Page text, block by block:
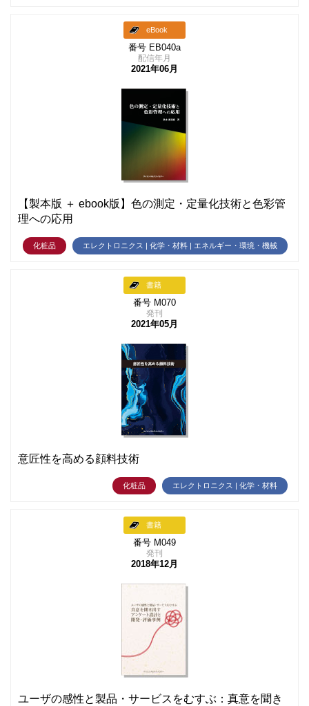
eBook
番号 EB040a
配信年月
2021年06月
【製本版 ＋ ebook版】色の測定・定量化技術と色彩管
理への応用
化粧品 エレクトロニクス | 化学・材料 | エネルギー・環境・機械
書籍
番号 M070
発刊
2021年05月
意匠性を高める顔料技術
化粧品 エレクトロニクス | 化学・材料
書籍
番号 M049
発刊
2018年12月
ユーザの感性と製品・サービスをむすぶ：真意を聞き